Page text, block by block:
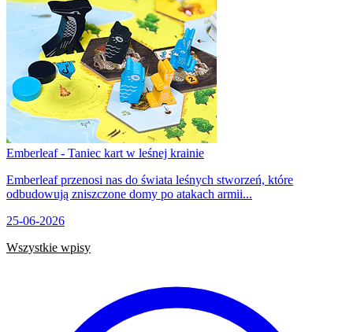
Emberleaf - Taniec kart w leśnej krainie
Emberleaf przenosi nas do świata leśnych stworzeń, które
odbudowują zniszczone domy po atakach armii...
25-06-2026
Wszystkie wpisy